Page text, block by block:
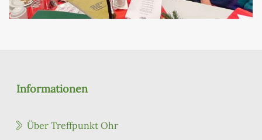
Informationen
Über Treffpunkt Ohr